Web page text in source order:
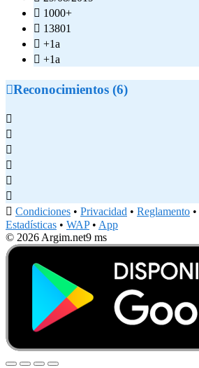
 1000+
 13801
 +1a
 +1a
Reconocimientos (6)






 Condiciones • Privacidad • Reglamento •
Estadísticas • WAP• App
© 2026 Argim.net9 ms